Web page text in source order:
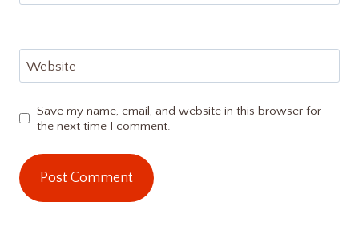
Website
Save my name, email, and website in this browser for
the next time I comment.